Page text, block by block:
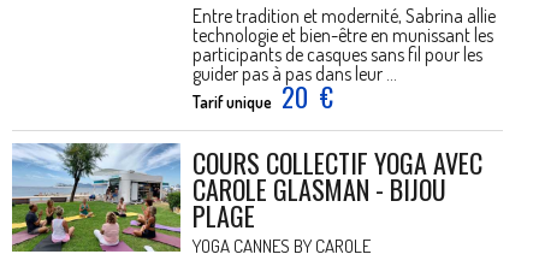
Entre tradition et modernité, Sabrina allie
technologie et bien-être en munissant les
participants de casques sans fil pour les
guider pas à pas dans leur ...
Tarif unique 20 €
COURS COLLECTIF YOGA AVEC
CAROLE GLASMAN - BIJOU
PLAGE
YOGA CANNES BY CAROLE